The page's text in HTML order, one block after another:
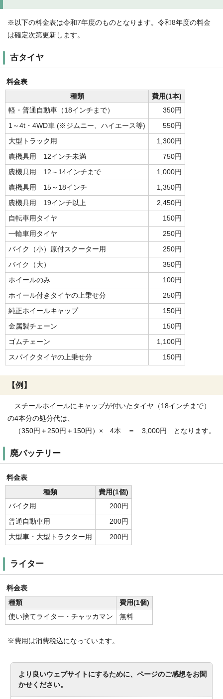
※以下の料金表は令和7年度のものとなります。令和8年度の料金
は確定次第更新します。
古タイヤ
料金表
種類
費用(1本)
軽・普通自動車（18インチまで）
350円
1～4t・4WD車 (※ジムニー、ハイエース等) 550円
大型トラック用 1,300円
農機具用 12インチ未満 750円
農機具用 12～14インチまで 1,000円
農機具用 15～18インチ 1,350円
農機具用 19インチ以上 2,450円
自転車用タイヤ 150円
一輪車用タイヤ 250円
バイク（小）原付スクーター用 250円
バイク（大） 350円
ホイールのみ 100円
ホイール付きタイヤの上乗せ分 250円
純正ホイールキャップ 150円
金属製チェーン 150円
ゴムチェーン 1,100円
スパイクタイヤの上乗せ分 150円
【例】
スチールホイールにキャップが付いたタイヤ（18インチまで）
の4本分の処分代は、
（350円＋250円＋150円）× 4本 ＝ 3,000円 となります。
廃バッテリー
料金表
種類
費用(1個)
バイク用
200円
普通自動車用 200円
大型車・大型トラクター用 200円
ライター
料金表
種類
費用(1個)
使い捨てライター・チャッカマン
無料
※費用は消費税込になっています。
より良いウェブサイトにするために、ページのご感想をお聞
かせください。